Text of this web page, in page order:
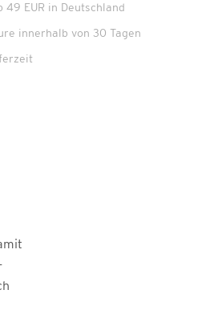
49 EUR in Deutschland
innerhalb von 30 Tagen